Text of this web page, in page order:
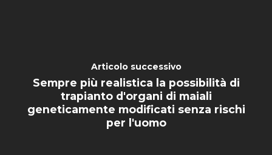
Articolo successivo
Sempre più realistica la possibilità di
trapianto d'organi di maiali
geneticamente modificati senza rischi
per l'uomo